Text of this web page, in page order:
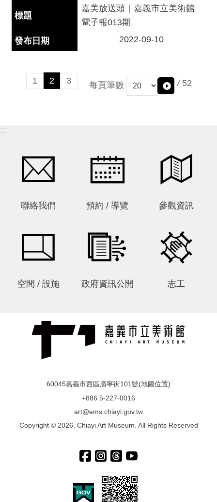
嘉美放送頭｜嘉義市立美術館
電子報013期
2022-09-10
1 2 3 每頁筆數 / 52
聯絡我們 預約 / 導覽 參觀資訊
空間 / 設施 政府資訊公開 志工
:::
60045嘉義市西區廣寧街101號(地圖位置)
+886 5-227-0016
art@ems.chiayi.gov.tw
Copyright © 2026, Chiayi Art Museum. All Rights Reserved